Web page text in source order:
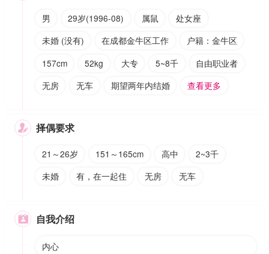
男 29岁(1996-08) 属鼠
处女座
未婚 (没有)
在成都金牛区工作
户籍：金牛区
157cm
52kg 大专 5~8千
自由职业者
无房
无车 期望两年内结婚 查看更多
 择偶要求
21～26岁 151～165cm 高中
2~3千
未婚
有，在一起住 无房 无车
 自我介绍
内心